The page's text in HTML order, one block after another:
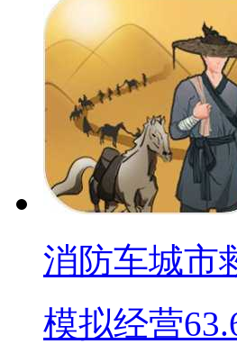
消防车城市
模拟经营